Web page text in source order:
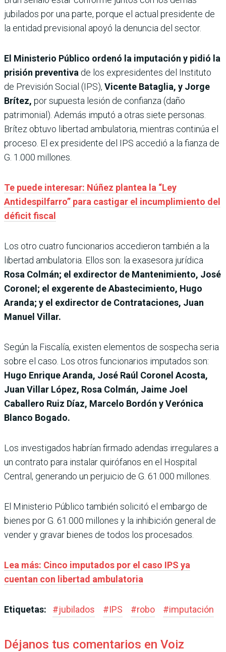
jubilados por una parte, porque el actual presidente de
la entidad previsional apoyó la denuncia del sector.
El Ministerio Público ordenó la imputación y pidió la
prisión preventiva de los expresidentes del Instituto
de Previsión Social (IPS), Vicente Bataglia, y Jorge
Brítez, por supuesta lesión de confianza (daño
patrimonial). Además imputó a otras siete personas.
Brítez obtuvo libertad ambulatoria, mientras continúa el
proceso. El ex presidente del IPS accedió a la fianza de
G. 1.000 millones.
Te puede interesar: Núñez plantea la “Ley
Antidespilfarro” para castigar el incumplimiento del
déficit fiscal
Los otro cuatro funcionarios accedieron también a la
libertad ambulatoria. Ellos son: la exasesora jurídica
Rosa Colmán; el exdirector de Mantenimiento, José
Coronel; el exgerente de Abastecimiento, Hugo
Aranda; y el exdirector de Contrataciones, Juan
Manuel Villar.
Según la Fiscalía, existen elementos de sospecha seria
sobre el caso. Los otros funcionarios imputados son:
Hugo Enrique Aranda, José Raúl Coronel Acosta,
Juan Villar López, Rosa Colmán, Jaime Joel
Caballero Ruiz Díaz, Marcelo Bordón y Verónica
Blanco Bogado.
Los investigados habrían firmado adendas irregulares a
un contrato para instalar quirófanos en el Hospital
Central, generando un perjuicio de G. 61.000 millones.
El Ministerio Público también solicitó el embargo de
bienes por G. 61.000 millones y la inhibición general de
vender y gravar bienes de todos los procesados.
Lea más: Cinco imputados por el caso IPS ya
cuentan con libertad ambulatoria
Etiquetas: #jubilados #IPS #robo #imputación
Déjanos tus comentarios en Voiz